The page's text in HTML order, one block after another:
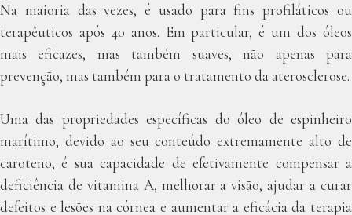
Na maioria das vezes, é usado para fins profiláticos ou
terapêuticos após 40 anos. Em particular, é um dos óleos
mais eficazes, mas também suaves, não apenas para
prevenção, mas também para o tratamento da aterosclerose.
Uma das propriedades específicas do óleo de espinheiro
marítimo, devido ao seu conteúdo extremamente alto de
caroteno, é sua capacidade de efetivamente compensar a
deficiência de vitamina A, melhorar a visão, ajudar a curar
defeitos e lesões na córnea e aumentar a eficácia da terapia